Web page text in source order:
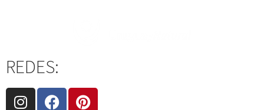
REDES: